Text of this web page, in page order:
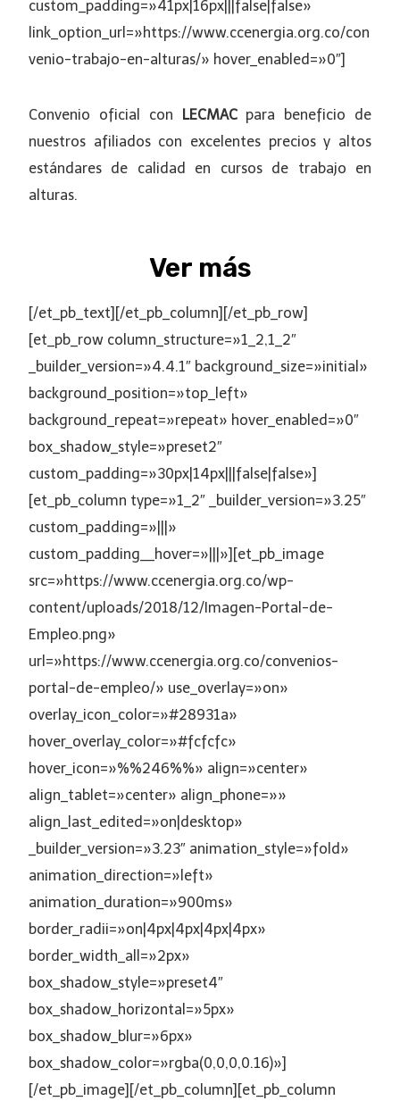
custom_padding=»41px|16px|||false|false»
link_option_url=»https://www.ccenergia.org.co/con
venio-trabajo-en-alturas/» hover_enabled=»0″]
Convenio oficial con LECMACpara beneficio de
nuestros afiliados con excelentes precios y altos
estándares de calidad en cursos de trabajo en
alturas.
Ver más
[/et_pb_text][/et_pb_column][/et_pb_row]
[et_pb_row column_structure=»1_2,1_2″
_builder_version=»4.4.1″ background_size=»initial»
background_position=»top_left»
background_repeat=»repeat» hover_enabled=»0″
box_shadow_style=»preset2″
custom_padding=»30px|14px|||false|false»]
[et_pb_column type=»1_2″ _builder_version=»3.25″
custom_padding=»|||»
custom_padding__hover=»|||»][et_pb_image
src=»https://www.ccenergia.org.co/wp-
content/uploads/2018/12/Imagen-Portal-de-
Empleo.png»
url=»https://www.ccenergia.org.co/convenios-
portal-de-empleo/» use_overlay=»on»
overlay_icon_color=»#28931a»
hover_overlay_color=»#fcfcfc»
hover_icon=»%%246%%» align=»center»
align_tablet=»center» align_phone=»»
align_last_edited=»on|desktop»
_builder_version=»3.23″ animation_style=»fold»
animation_direction=»left»
animation_duration=»900ms»
border_radii=»on|4px|4px|4px|4px»
border_width_all=»2px»
box_shadow_style=»preset4″
box_shadow_horizontal=»5px»
box_shadow_blur=»6px»
box_shadow_color=»rgba(0,0,0,0.16)»]
[/et_pb_image][/et_pb_column][et_pb_column